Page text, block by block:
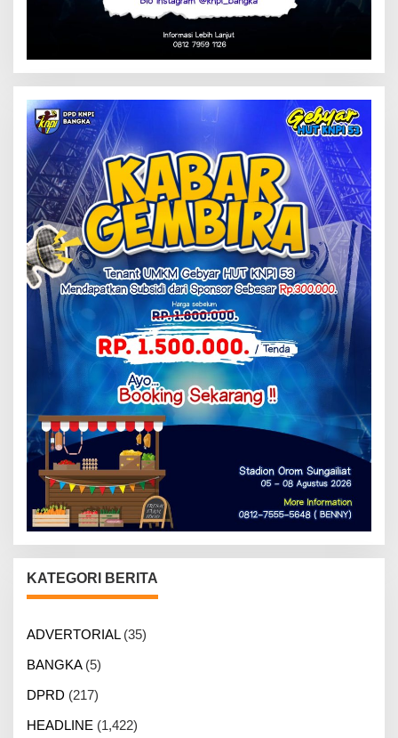
KATEGORI BERITA
ADVERTORIAL(35)
BANGKA(5)
DPRD (217)
HEADLINE (1,422)